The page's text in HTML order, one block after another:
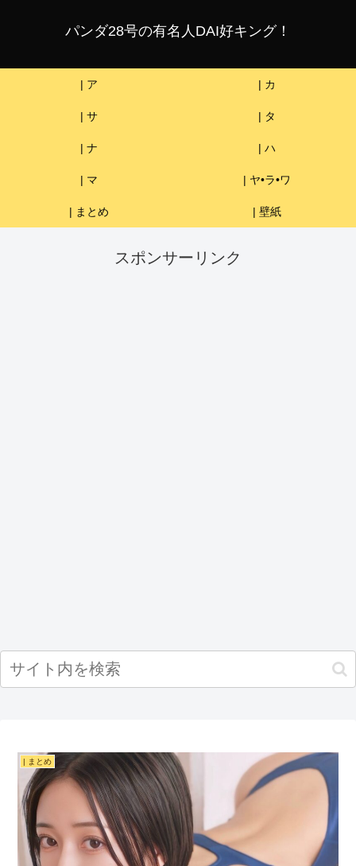
パンダ28号の有名人DAI好キング！
| ア | カ
| サ | タ
| ナ | ハ
| マ | ヤ•ラ•ワ
| まとめ | 壁紙
スポンサーリンク
| まとめ